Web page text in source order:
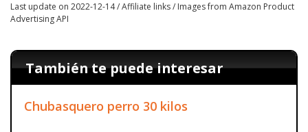
Last update on 2022-12-14 / Affiliate links / Images from Amazon Product
Advertising API
También te puede interesar
Chubasquero perro 30 kilos